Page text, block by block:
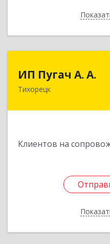
ИП Пугач А. А.
Тихорецк
Клиентов на
352114,